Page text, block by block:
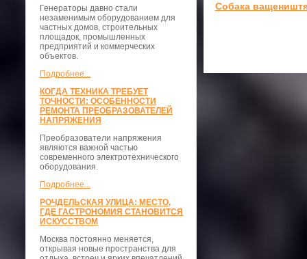
Генераторы давно стали
незаменимым оборудованием для
частных домов, строительных
площадок, промышленных
предприятий и коммерческих
объектов.
Подробнее...
КОГДА ТЕХНИКА ТРЕБУЕТ
ТОЧНОСТИ: ОСОБЕННОСТИ
РЕМОНТА ПРЕОБРАЗОВАТЕЛЕЙ
НАПРЯЖЕНИЯ
Преобразователи напряжения
являются важной частью
современного электротехнического
оборудования.
Подробнее...
РОЧДЕЛЬСКАЯ УЛИЦА: МЕСТО,
ГДЕ ГАСТРОНОМИЯ СТАНОВИТСЯ
ИСКУССТВОМ
Москва постоянно меняется,
открывая новые пространства для
Собака